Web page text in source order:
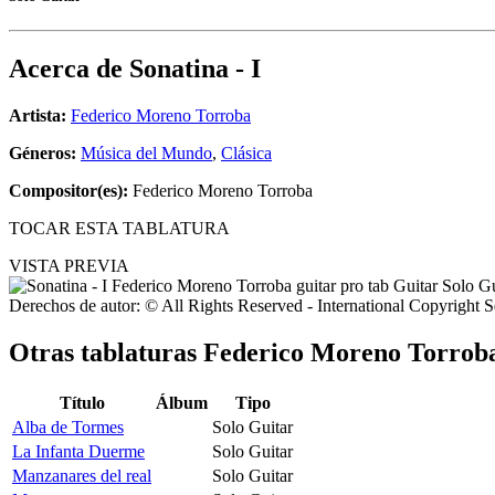
Acerca de Sonatina - I
Artista: Federico Moreno Torroba
Géneros: Música del Mundo, Clásica
Compositor(es): Federico Moreno Torroba
TOCAR ESTA TABLATURA
VISTA PREVIA
Derechos de autor: © All Rights Reserved - International Copyright
Otras tablaturas Federico Moreno
Título Álbum
Tipo
Alba de Tormes
Solo Guitar
La Infanta Duerme
Solo Guitar
Manzanares del real
Solo Guitar